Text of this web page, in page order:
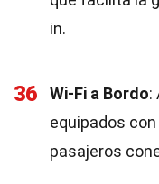
in.
36 Wi-Fi a Bordo:
equipados
pasajeros